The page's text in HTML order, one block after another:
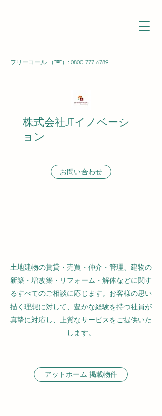
フリーコール （➿）: 0800-777-6789
株式会社JTイノベーシ
ョン
お問い合わせ
土地建物の賃貸・売買・仲介・管理、建物の
新築・増改築・リフォーム・解体などに関す
るすべてのご相談に応じます。お客様の思い
描く理想に対して、豊かな経験を持つ社員が
真摯に対応し、上質なサービスをご提供いた
します。
アットホーム 掲載物件